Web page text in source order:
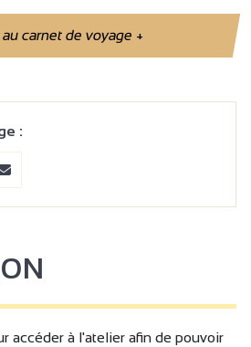
carnet de voyage+
:
accéder à l'atelier afin de pouvoir